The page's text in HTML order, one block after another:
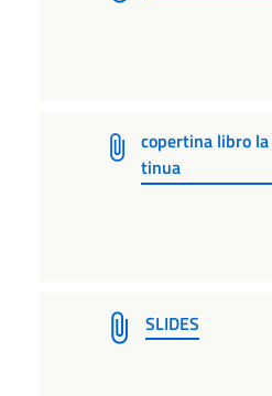
copertina libro
tinua
SLIDES